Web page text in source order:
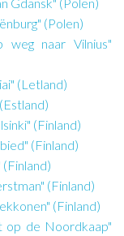
(Polen)
naar Vilnius"
(Letland)
(Finland)
(Finland)
(Finland)
(Finland)
(Finland)
op de Noordkaap"